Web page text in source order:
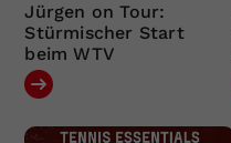
Jürgen on Tour:
Stürmischer Start
beim WTV